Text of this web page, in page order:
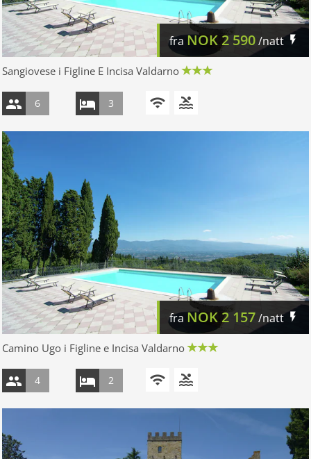
fra NOK 2 590/natt
Sangiovese i Figline E Incisa Valdarno
6 3
fra NOK 2 157/natt
Camino Ugo i Figline e Incisa Valdarno
4 2